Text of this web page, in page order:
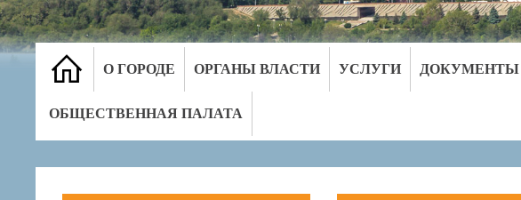
О ГОРОДЕ ОРГАНЫ ВЛАСТИ УСЛУГИ ДОКУМЕНТЫ
ОБЩЕСТВЕННАЯ ПАЛАТА